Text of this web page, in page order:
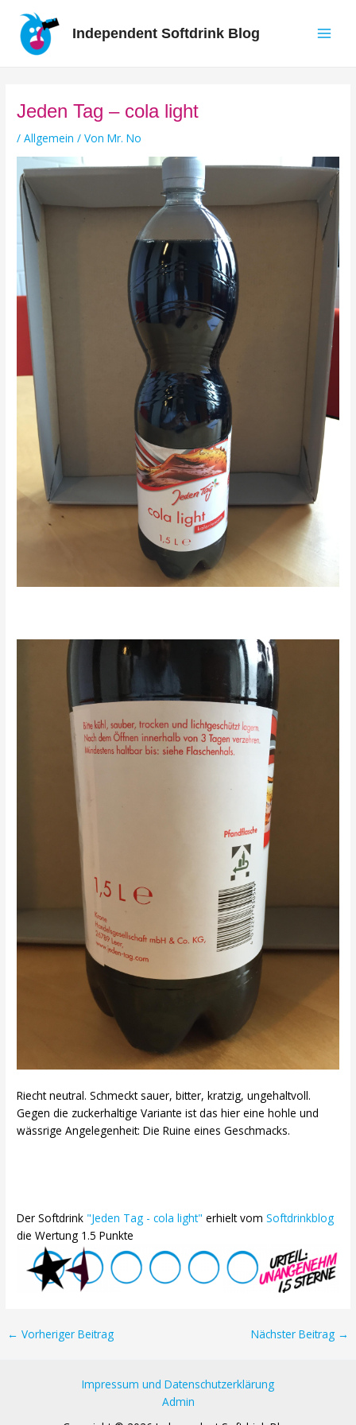
Inhalt
springen
Independent Softdrink Blog
Jeden Tag – cola light
/Allgemein / VonMr. No
Riecht neutral. Schmeckt sauer, bitter, kratzig, ungehaltvoll.
Gegen die zuckerhaltige Variante ist das hier eine hohle und
wässrige Angelegenheit: Die Ruine eines Geschmacks.
Der Softdrink "Jeden Tag - cola light" erhielt vomSoftdrinkblog
die Wertung 1.5 Punkte
Post
← Vorheriger Beitrag Nächster Beitrag →
Impressum und Datenschutzerklärung
Admin